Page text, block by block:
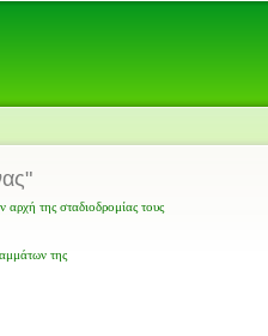
της σταδιοδρομίας τους
της